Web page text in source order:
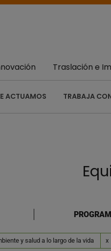
ACTUAMOS TRABAJA
Traslación e
y salud a lo largo de la vida x